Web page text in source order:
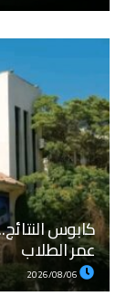
عمر الطلاب